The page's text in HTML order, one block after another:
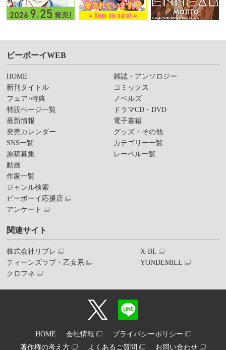
ビーボーイWEB
HOME
新刊タイトル
フェア･特典
特設ページ一覧
最新情報
発売カレンダー
SNS一覧
原稿募集
動画
作家一覧
ジャンル検索
ビーボーイ応援店
アンケート
雑誌・アンソロジー
コミックス
ノベルズ
ドラマCD・DVD
電子書籍
グッズ・その他
カテゴリー一覧
レーベル一覧
関連サイト
株式会社リブレ
ティーンズラブ・乙女系
クロフネ
X-BL
YONDEMILL
HOME 会社情報
プライバシーポリシー
著作権の考え方
よくあるご質問 お問い合わせ